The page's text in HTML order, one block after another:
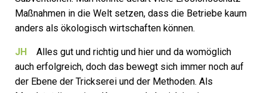
Maßnahmen in die Welt setzen, dass die Betriebe kaum
anders als ökologisch wirtschaften können.
JH Alles gut und richtig und hier und da womöglich
auch erfolgreich, doch das bewegt sich immer noch auf
der Ebene der Trickserei und der Methoden. Als